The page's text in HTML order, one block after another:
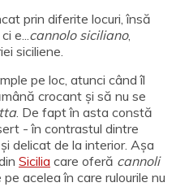
prin diferite locuri, însă
e...cannolo siciliano,
siciliene.
pe loc, atunci când îl
crocant și să nu se
. De fapt în asta constă
- în contrastul dintre
delicat de la interior. Așa
Sicilia care oferă cannoli
pe acelea în care rulourile nu